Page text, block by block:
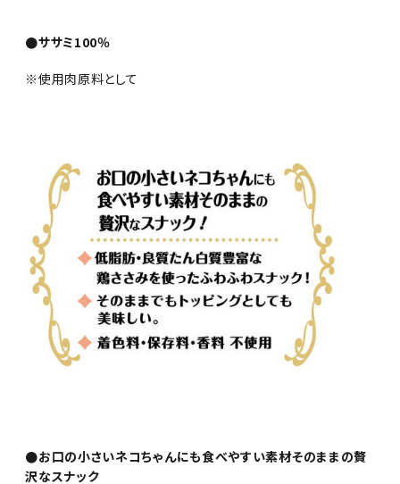
●ササミ100％
※使用肉原料として
●お口の小さいネコちゃんにも食べやすい素材そのままの贅
沢なスナック